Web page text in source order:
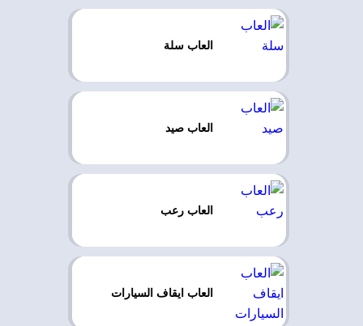
العاب سلة
العاب صيد
العاب رعب
العاب ايقاف السيارات